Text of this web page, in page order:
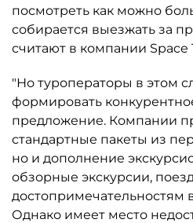
посмотреть как можно
собирается выезжать за
считают в компании Space
"Но туроператоры в этом
формировать
предложение. Компании
стандартные пакеты из
но и дополнение
обзорные экскурсии,
достопримечательностям
Однако имеет место